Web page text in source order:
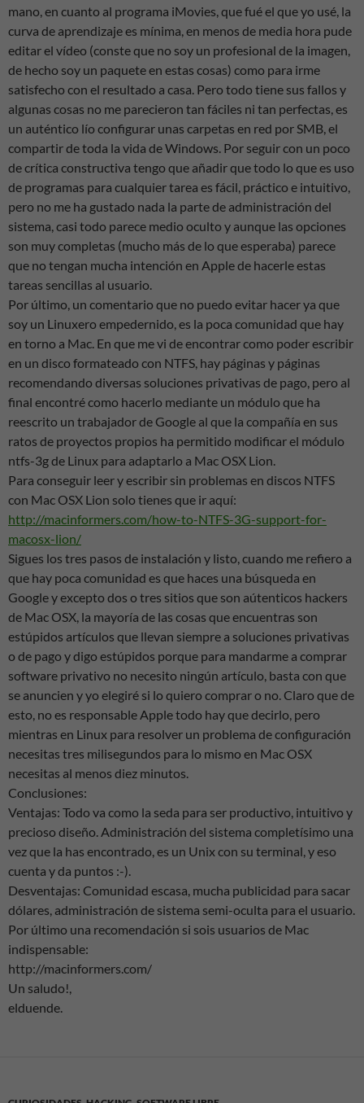
mano, en cuanto al programa iMovies, que fué el que yo usé, la
curva de aprendizaje es mínima, en menos de media hora pude
editar el vídeo (conste que no soy un profesional de la imagen,
de hecho soy un paquete en estas cosas) como para irme
satisfecho con el resultado a casa. Pero todo tiene sus fallos y
algunas cosas no me parecieron tan fáciles ni tan perfectas, es
un auténtico lío configurar unas carpetas en red por SMB, el
compartir de toda la vida de Windows. Por seguir con un poco
de crítica constructiva tengo que añadir que todo lo que es uso
de programas para cualquier tarea es fácil, práctico e intuitivo,
pero no me ha gustado nada la parte de administración del
sistema, casi todo parece medio oculto y aunque las opciones
son muy completas (mucho más de lo que esperaba) parece
que no tengan mucha intención en Apple de hacerle estas
tareas sencillas al usuario.
Por último, un comentario que no puedo evitar hacer ya que
soy un Linuxero empedernido, es la poca comunidad que hay
en torno a Mac. En que me vi de encontrar como poder escribir
en un disco formateado con NTFS, hay páginas y páginas
recomendando diversas soluciones privativas de pago, pero al
final encontré como hacerlo mediante un módulo que ha
reescrito un trabajador de Google al que la compañía en sus
ratos de proyectos propios ha permitido modificar el módulo
ntfs-3g de Linux para adaptarlo a Mac OSX Lion.
Para conseguir leer y escribir sin problemas en discos NTFS
con Mac OSX Lion solo tienes que ir aquí:
http://macinformers.com/how-to-NTFS-3G-support-for-
macosx-lion/
Sigues los tres pasos de instalación y listo, cuando me refiero a
que hay poca comunidad es que haces una búsqueda en
Google y excepto dos o tres sitios que son aútenticos hackers
de Mac OSX, la mayoría de las cosas que encuentras son
estúpidos artículos que llevan siempre a soluciones privativas
o de pago y digo estúpidos porque para mandarme a comprar
software privativo no necesito ningún artículo, basta con que
se anuncien y yo elegiré si lo quiero comprar o no. Claro que de
esto, no es responsable Apple todo hay que decirlo, pero
mientras en Linux para resolver un problema de configuración
necesitas tres milisegundos para lo mismo en Mac OSX
necesitas al menos diez minutos.
Conclusiones:
Ventajas: Todo va como la seda para ser productivo, intuitivo y
precioso diseño. Administración del sistema completísimo una
vez que la has encontrado, es un Unix con su terminal, y eso
cuenta y da puntos :-).
Desventajas: Comunidad escasa, mucha publicidad para sacar
dólares, administración de sistema semi-oculta para el usuario.
Por último una recomendación si sois usuarios de Mac
indispensable:
http://macinformers.com/
Un saludo!,
elduende.